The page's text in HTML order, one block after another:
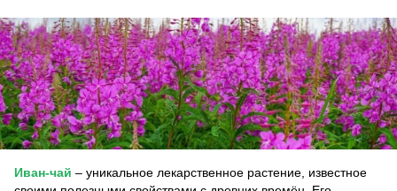
Иван-чай – уникальное лекарственное растение, известное